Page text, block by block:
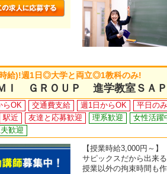
給)!週1日◎大学と両立◎1教科のみ!
Ｉ ＧＲＯＵＰ 進学教室ＳＡ
らOK 交通費支給 週1日からOK 平日の
駅近 友達と応募歓迎 理系歓迎 女性活躍
歓迎
【授業時給3,000円～】
サピックスだから出来
授業以外の拘束時間も